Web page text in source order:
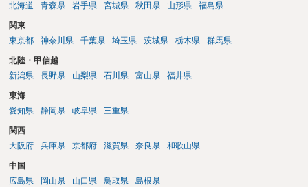
北海道
青森県 岩手県 宮城県 秋田県 山形県 福島県
関東
東京都
神奈川県 千葉県 埼玉県 茨城県 栃木県 群馬県
北陸・甲信越
新潟県
長野県 山梨県 石川県 富山県 福井県
東海
愛知県
静岡県 岐阜県 三重県
関西
大阪府
兵庫県 京都府 滋賀県 奈良県 和歌山県
中国
広島県
岡山県 山口県 鳥取県 島根県